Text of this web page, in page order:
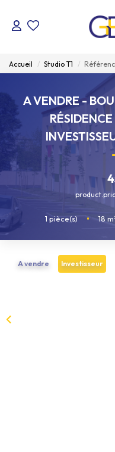
Accueil Studio T1
A VENDRE -
1 pièce(s) • 18
A vendre Investisseur